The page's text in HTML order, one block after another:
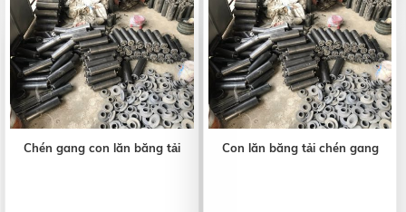
Chén gang con lăn băng tải Con lăn băng tải chén gang